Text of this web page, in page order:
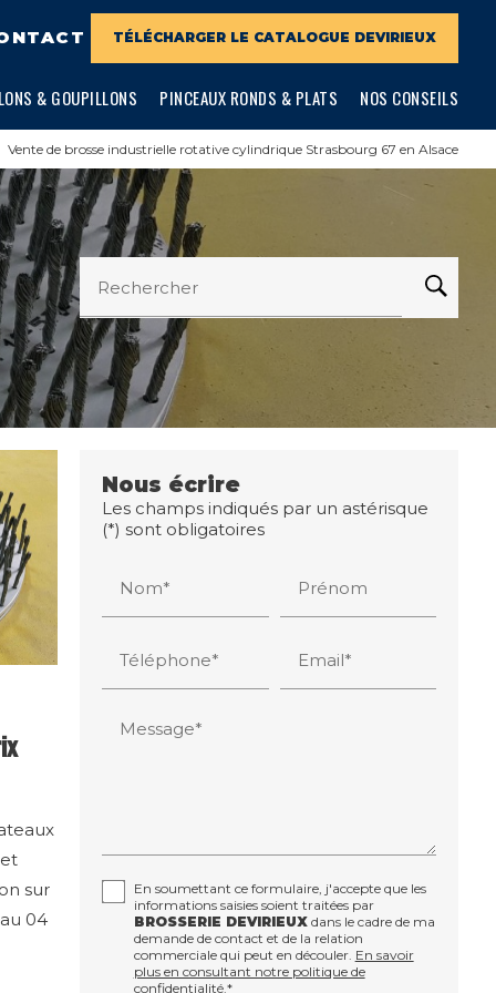
TÉLÉCHARGER LE CATALOGUE DEVIRIEUX
& GOUPILLONS PINCEAUX RONDS & PLATS NOS CONSEILS
Vente de brosse industrielle rotative cylindrique Strasbourg 67 en Alsace
Rechercher
sur
04
Nous écrire
Les champs indiqués par un astérisque
(*) sont obligatoires
Nom* Prénom
Téléphone* Email*
Message*
En soumettant ce formulaire, j'accepte que les
informations saisies soient traitées par
BROSSERIE DEVIRIEUXdans le cadre de ma
demande de contact et de la relation
commerciale qui peut en découler. En savoir
plus en consultant notre politique de
confidentialité.*